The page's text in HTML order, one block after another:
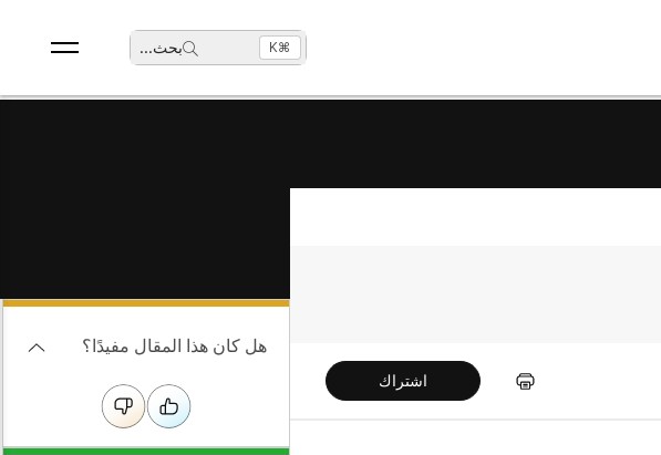
بحث... ⌘K
اشتراك
هل كان هذا المقال مفيدًا؟